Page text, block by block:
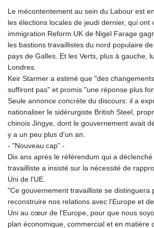
Le mécontentement au sein du Labour est
les élections locales de jeudi dernier, qui ont
immigration Reform UK de Nigel Farage
les bastions travaillistes du nord populaire
pays de Galles. Et les Verts, plus à gauche,
Londres.
Keir Starmer a estimé que "des
suffiront pas" et promis "une réponse plus
Seule annonce concrète du discours: il a
nationaliser le sidérurgiste British Steel,
chinois Jingye, dont le gouvernement avait
y a un peu plus d'un an.
- "Nouveau cap" -
Dix ans après le référendum qui a
travailliste a insisté sur la nécessité de
Uni de l'UE.
"Ce gouvernement travailliste se distinguera
reconstruire nos relations avec l'Europe et
Uni au cœur de l'Europe, pour que nous
plan économique, commercial et en matière